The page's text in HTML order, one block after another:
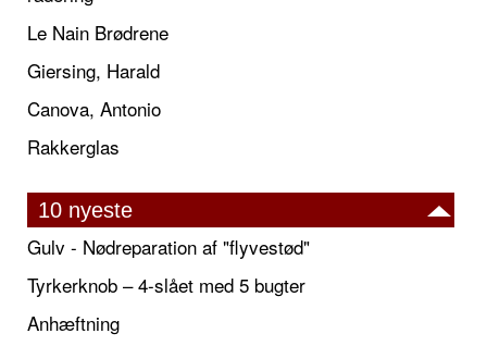
Le Nain Brødrene
Giersing, Harald
Canova, Antonio
Rakkerglas
10 nyeste
Gulv - Nødreparation af "flyvestød"
Tyrkerknob – 4-slået med 5 bugter
Anhæftning